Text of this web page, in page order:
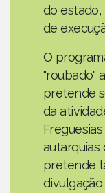
do
de
O
"roubado"
pretende
da
autarquias
pretende